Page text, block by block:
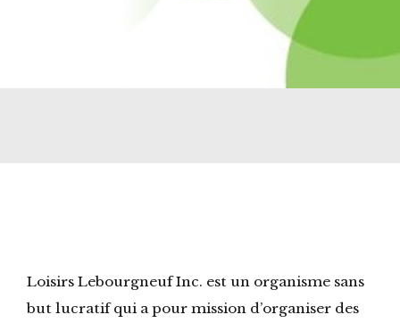
Loisirs Lebourgneuf Inc. est un organisme sans
but lucratif qui a pour mission d’organiser des